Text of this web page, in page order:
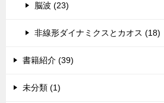
脳波 (23)
非線形ダイナミクスとカオス (18)
書籍紹介 (39)
未分類 (1)